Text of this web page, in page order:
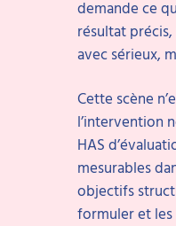
demande ce
résultat
avec sérieux,
Cette scène
l’intervention
HAS
mesurables
objectifs
formuler et